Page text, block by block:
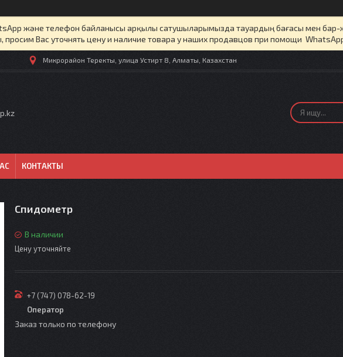
және телефон байланысы арқылы сатушыларымызда тауардың бағасы мен
Вас уточнять цену и наличие товара у наших продавцов при помощи
Микрорайон Теректы, улица Устирт 8, Алматы, Казахстан
КОНТАКТЫ
Спидометр
В наличии
Цену уточняйте
+7 (747) 078-62-19
Оператор
Заказ только по телефону